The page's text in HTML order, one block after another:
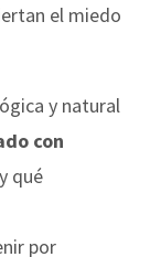
el miedo
y natural
con
qué
por